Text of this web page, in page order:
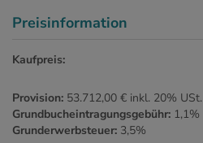
Preisinformation
Kaufpreis:
Provision: 53.712,00 € inkl. 20% USt.
Grundbucheintragungsgebühr: 1,1%
Grunderwerbsteuer: 3,5%